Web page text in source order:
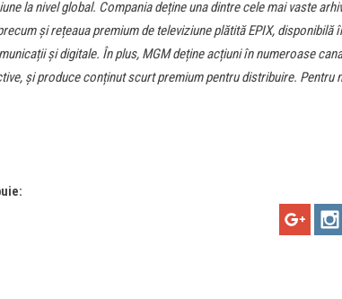
la nivel global. Compania deține una dintre cele mai vaste
și rețeaua premium de televiziune plătită EPIX,
și digitale. În plus, MGM deține acțiuni în numeroase
și produce conținut scurt premium pentru distribuire. Pentru